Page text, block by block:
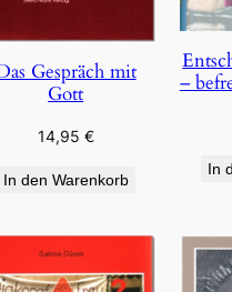
Gespräch mit
Gott
14,95 €
In den Warenkorb
–
In